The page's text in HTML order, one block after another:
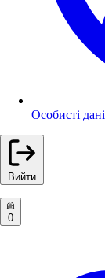
Особисті дані
Вийти
0